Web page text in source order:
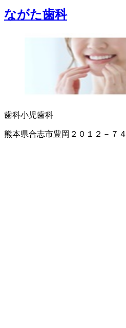
ながた歯科
歯科小児歯科
熊本県合志市豊岡２０１２－７４